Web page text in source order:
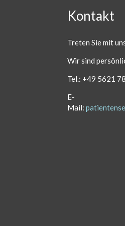
Kontakt
Treten Sie mit
Wir sind
Tel.: +49 5621
E-
Mail: